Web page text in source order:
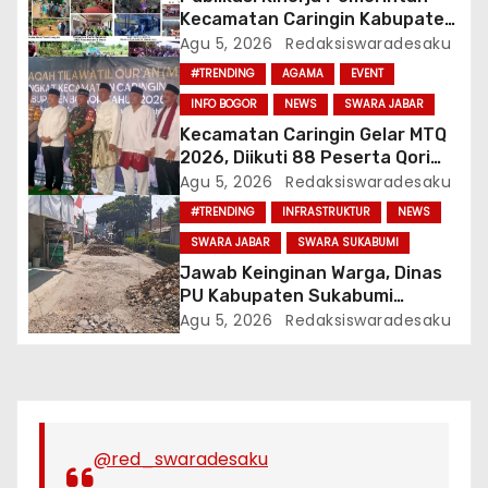
Kecamatan Caringin Kabupaten
Bogor Tahun 2026
Agu 5, 2026 Redaksiswaradesaku
#TRENDING AGAMA
EVENT
INFO BOGOR
NEWS SWARA JABAR
Kecamatan Caringin Gelar MTQ
2026, Diikuti 88 Peserta Qori
dan Qoriah
Agu 5, 2026 Redaksiswaradesaku
#TRENDING INFRASTRUKTUR
NEWS
SWARA JABAR
SWARA SUKABUMI
Jawab Keinginan Warga, Dinas
PU Kabupaten Sukabumi
Lakukan Pekerjaan
Agu 5, 2026 Redaksiswaradesaku
@red_swaradesaku